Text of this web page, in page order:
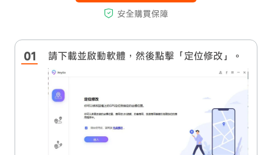
請下載並啟動軟體，然後點擊「定位修改」。